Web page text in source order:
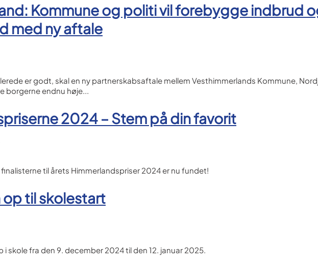
Kommune og politi vil forebygge indbrud
med ny aftale
er godt, skal en ny partnerskabsaftale mellem Vesthimmerlands Kommune,
borgerne endnu høje...
2024 – Stem på din favorit
til årets Himmerlandspriser 2024 er nu fundet!
op til skolestart
i skole fra den 9. december 2024 til den 12. januar 2025.